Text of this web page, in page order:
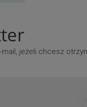
mail, jeżeli chcesz